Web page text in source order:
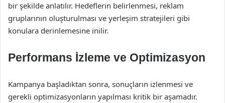
bir şekilde anlatılır. Hedeflerin belirlenmesi, reklam
gruplarının oluşturulması ve yerleşim stratejileri gibi
konulara derinlemesine inilir.
Performans İzleme ve Optimizasyon
Kampanya başladıktan sonra, sonuçların izlenmesi ve
gerekli optimizasyonların yapılması kritik bir aşamadır.